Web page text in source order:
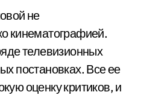
не
кинематографией.
телевизионных
постановках. Все ее
оценку критиков, и